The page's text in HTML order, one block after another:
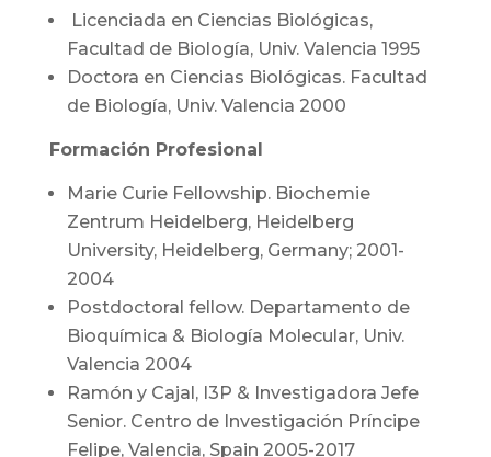
Licenciada en Ciencias Biológicas,
Facultad de Biología, Univ. Valencia 1995
Doctora en Ciencias Biológicas. Facultad
de Biología, Univ. Valencia 2000
Formación Profesional
Marie Curie Fellowship. Biochemie
Zentrum Heidelberg, Heidelberg
University, Heidelberg, Germany; 2001-
2004
Postdoctoral fellow. Departamento de
Bioquímica & Biología Molecular, Univ.
Valencia 2004
Ramón y Cajal, I3P & Investigadora Jefe
Senior. Centro de Investigación Príncipe
Felipe, Valencia, Spain 2005-2017